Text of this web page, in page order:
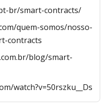
br/smart-contracts/
quem-somos/nosso-
contracts
blog/smart-
watch?v=50rszku__Ds